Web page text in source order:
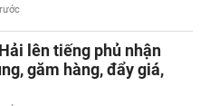
lên tiếng phủ nhận
găm hàng, đẩy giá,